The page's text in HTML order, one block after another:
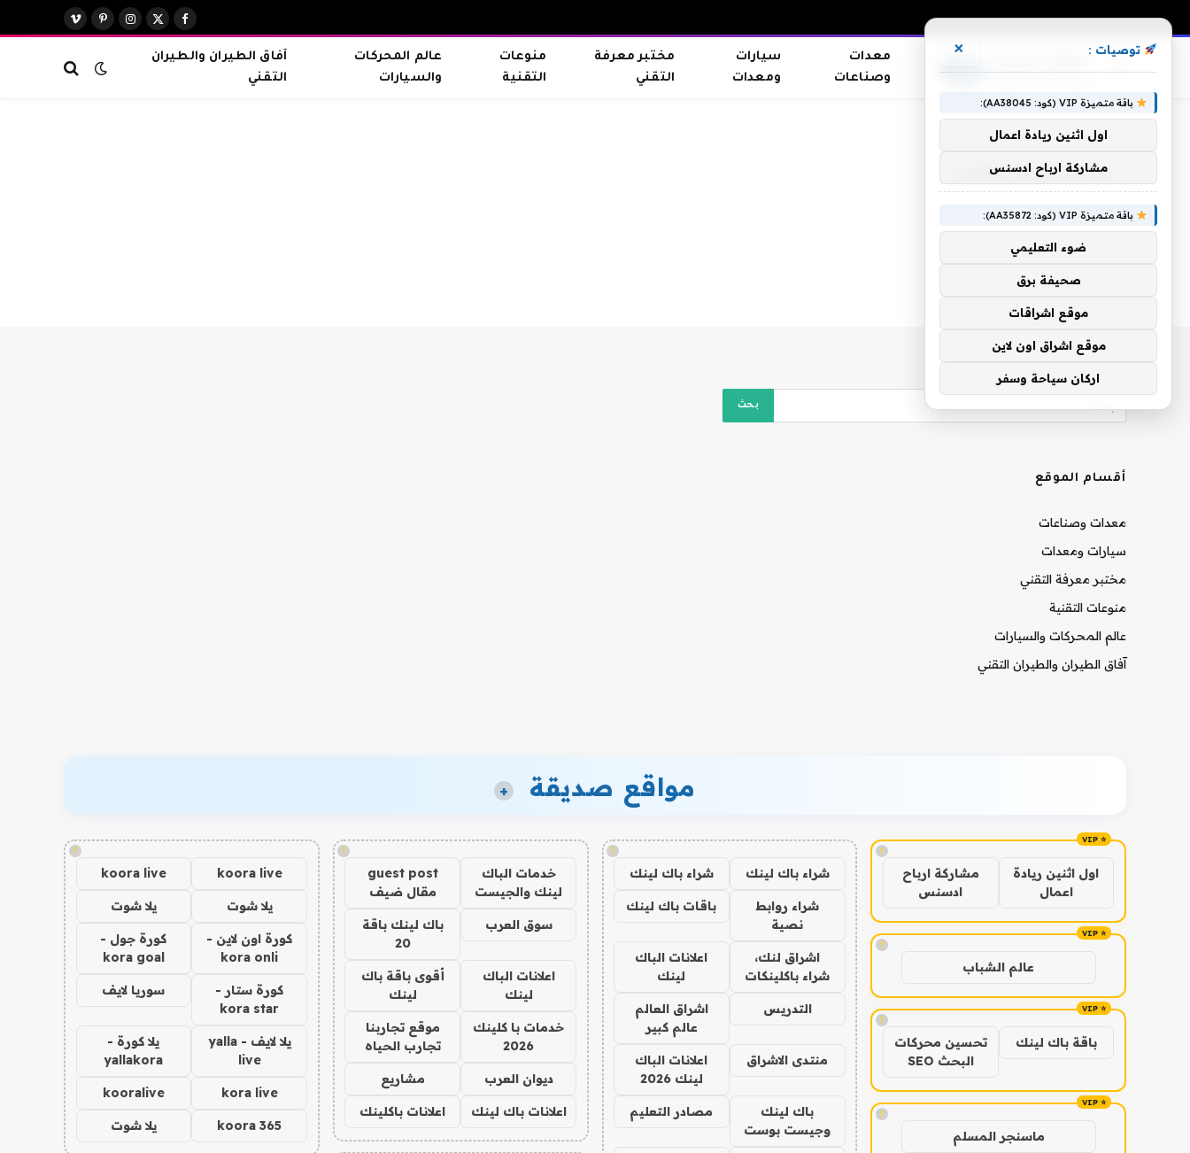
فيسبوك
X
الانستغرامبينتيريست
فيميو
معدات
وصناعات
سيارات
ومعدات
مختبر معرفة
التقني
منوعات
التقنية
عالم المحركات
والسيارات
آفاق الطيران والطيران
التقني
مباراة الهلال والأهلي
أقسام الموقع
معدات وصناعات
سيارات ومعدات
مختبر معرفة التقني
منوعات التقنية
عالم المحركات والسيارات
آفاق الطيران والطيران التقني
مواقع صديقة +
!
اول اثنين ريادة
اعمال
مشاركة ارباح
ادسنس
!
عالم الشباب
!
باقة باك لينك
تحسين محركات
البحث SEO
!
ماسنجر المسلم
!
شراء باك لينك شراء باك لينك
شراء روابط
نصية
باقات باك لينك
اشراق لنك،
شراء باكلينكات
اعلانات الباك
لينك
التدريس
اشراق العالم
عالم كبير
منتدى الاشراق
اعلانات الباك
لينك 2026
باك لينك
وجيست بوست
مصادر التعليم
!
خدمات الباك
لينك والجيست
guest post
مقال ضيف
سوق العرب
باك لينك باقة
20
اعلانات الباك
لينك
أقوى باقة باك
لينك
خدمات با كلينك
2026
موقع تجاربنا
تجارب الحياه
ديوان العرب مشاريع
اعلانات باك لينك اعلانات باكلينك
!
koora live
koora live
يلا شوت يلا شوت
كورة اون لاين -
kora onli
كورة جول -
kora goal
كورة ستار -
kora star
سوريا لايف
يلا لايف - yalla
live
يلا كورة -
yallakora
kora live
kooralive
koora 365 يلا شوت
توصيات : ×
باقة متميزة VIP (كود: AA38045):
اول اثنين ريادة اعمال
مشاركة ارباح ادسنس
باقة متميزة VIP (كود: AA35872):
ضوء التعليمي
صحيفة برق
موقع اشراقات
موقع اشراق اون لاين
اركان سياحة وسفر